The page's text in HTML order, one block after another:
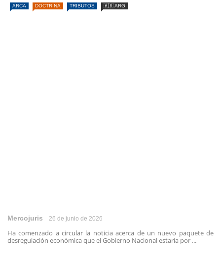
ARCA DOCTRINA TRIBUTOS 🇦🇷 ARG
Mercojuris 26 de junio de 2026
Ha comenzado a circular la noticia acerca de un nuevo paquete de
desregulación económica que el Gobierno Nacional estaría por ...